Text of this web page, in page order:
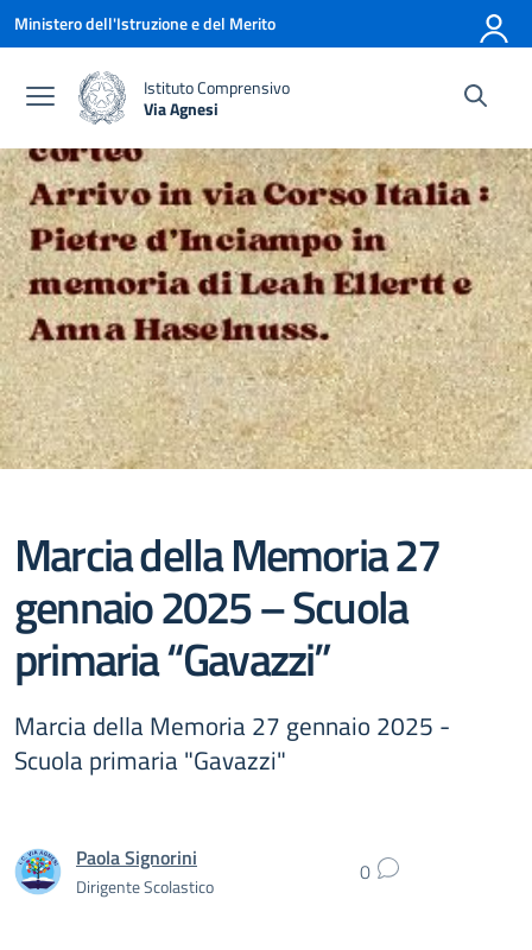
Vai ai contenuti
Vai al menu di navigazione
Vai al footer
Ministero dell'Istruzione e del Merito
Istituto Comprensivo
Via Agnesi
— Visita la pagina iniziale della scuola
Marcia della Memoria 27
gennaio 2025 – Scuola
primaria “Gavazzi”
Marcia della Memoria 27 gennaio 2025 -
Scuola primaria "Gavazzi"
Paola Signorini
Dirigente Scolastico 0